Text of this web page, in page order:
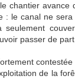
chantier avance
: le canal ne
seulement
passer de part
de la